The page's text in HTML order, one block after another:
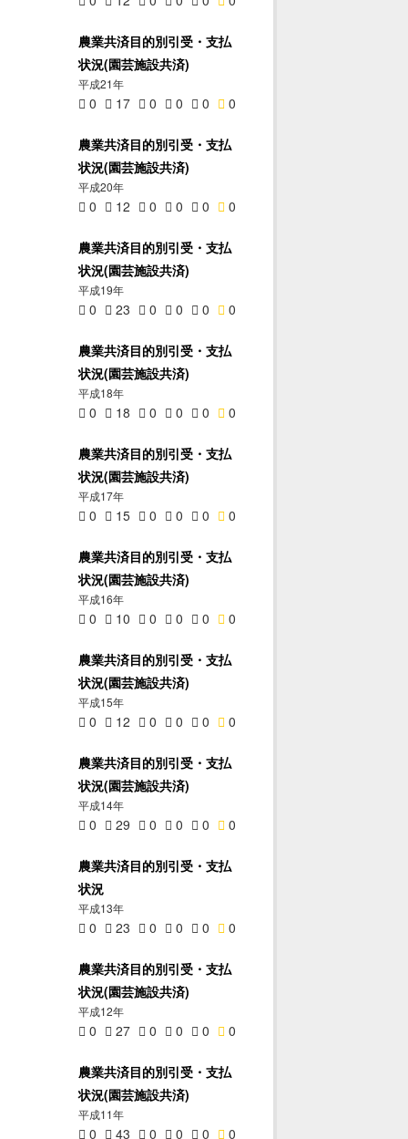
農業共済目的別引受・支払
状況(園芸施設共済)
平成21年
0 17 0 0 0 0
農業共済目的別引受・支払
状況(園芸施設共済)
平成20年
0 12 0 0 0 0
農業共済目的別引受・支払
状況(園芸施設共済)
平成19年
0 23 0 0 0 0
農業共済目的別引受・支払
状況(園芸施設共済)
平成18年
0 18 0 0 0 0
農業共済目的別引受・支払
状況(園芸施設共済)
平成17年
0 15 0 0 0 0
農業共済目的別引受・支払
状況(園芸施設共済)
平成16年
0 10 0 0 0 0
農業共済目的別引受・支払
状況(園芸施設共済)
平成15年
0 12 0 0 0 0
農業共済目的別引受・支払
状況(園芸施設共済)
平成14年
0 29 0 0 0 0
農業共済目的別引受・支払
状況
平成13年
0 23 0 0 0 0
農業共済目的別引受・支払
状況(園芸施設共済)
平成12年
0 27 0 0 0 0
農業共済目的別引受・支払
状況(園芸施設共済)
平成11年
0 43 0 0 0 0